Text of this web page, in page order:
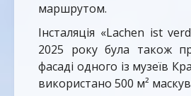
маршрутом.
Інсталяція «Lachen ist
2025 року була також
фасаді одного із музеїв
використано 500 м²